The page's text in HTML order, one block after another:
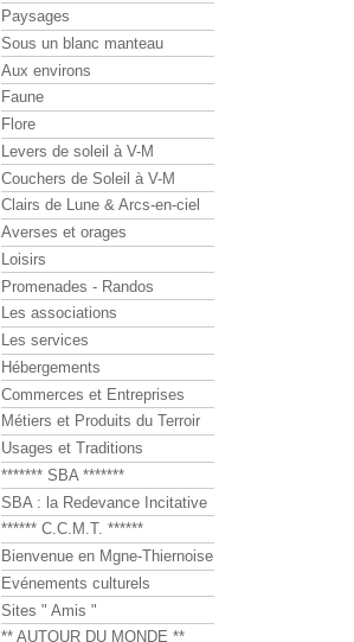
Paysages
Sous un blanc manteau
Aux environs
Faune
Flore
Levers de soleil à V-M
Couchers de Soleil à V-M
Clairs de Lune & Arcs-en-ciel
Averses et orages
Loisirs
Promenades - Randos
Les associations
Les services
Hébergements
Commerces et Entreprises
Métiers et Produits du Terroir
Usages et Traditions
******* SBA *******
SBA : la Redevance Incitative
****** C.C.M.T. ******
Bienvenue en Mgne-Thiernoise
Evénements culturels
Sites " Amis "
** AUTOUR DU MONDE **